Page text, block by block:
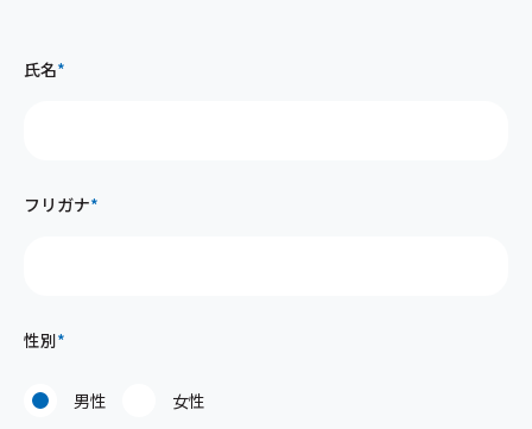
氏名*
フリガナ*
性別*
男性 女性